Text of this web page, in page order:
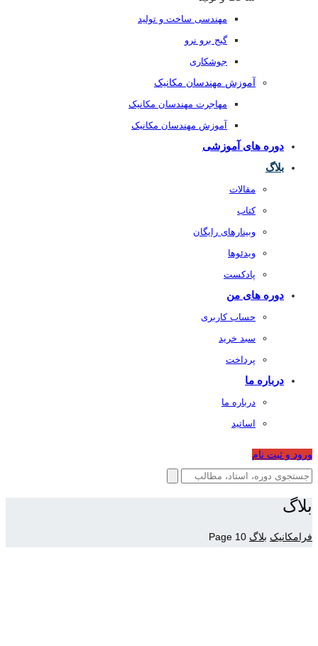
مهندسی ساخت و تولید
گیج برو نرو
جوشکاری
آموزش مهندسان مکانیک
مهاجرت مهندسان مکانیک
آموزش مهندسان مکانیک
دوره های آموزشی
بلاگ
مقالات
کتاب
وبینارهای رایگان
ویدئوها
پادکست
دوره های من
حساب کاربری
سبد خرید
پرداخت
درباره ما
درباره ما
اساتید
ورود و ثبت نام
بلاگ
فرامکانیک بلاگ Page 10